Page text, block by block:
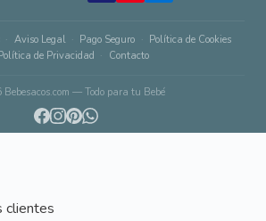
Aviso Legal Pago Seguro
Política de Cookies
de Privacidad
Contacto
— Todo para tu Bebé
clientes